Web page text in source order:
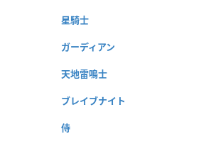
星騎士
ガーディアン
天地雷鳴士
ブレイブナイト
侍